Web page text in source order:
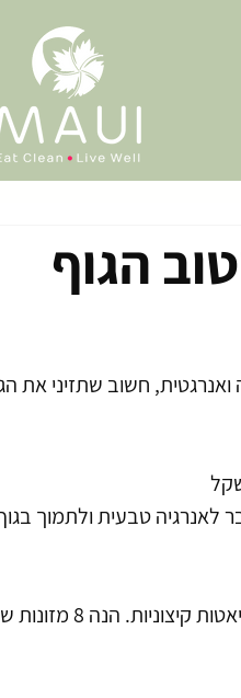
חשוב שתזיני את
טבעית ולתמוך